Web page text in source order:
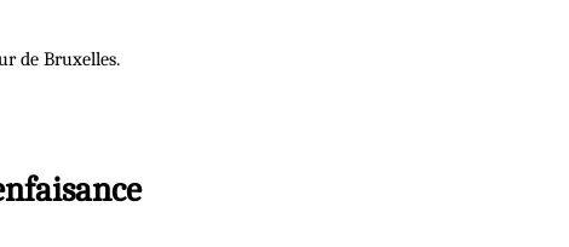
de Bruxelles.